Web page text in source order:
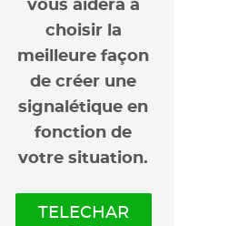
vous aidera à
choisir la
meilleure façon
de créer une
signalétique en
fonction de
votre situation.
TELECHAR